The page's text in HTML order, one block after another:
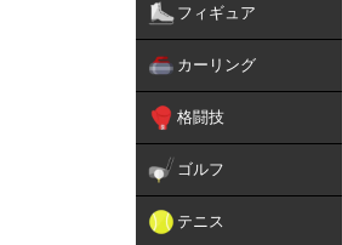
フィギュア
カーリング
格闘技
ゴルフ
テニス